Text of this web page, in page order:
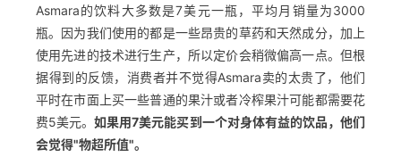
Asmara的饮料大多数是7美元一瓶，平均月销量为3000
瓶。因为我们使用的都是一些昂贵的草药和天然成分，加上
使用先进的技术进行生产，所以定价会稍微偏高一点。但根
据得到的反馈，消费者并不觉得Asmara卖的太贵了，他们
平时在市面上买一些普通的果汁或者冷榨果汁可能都需要花
费5美元。如果用7美元能买到一个对身体有益的饮品，他们
会觉得"物超所值"。